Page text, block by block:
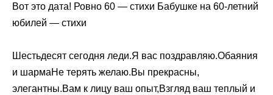
Вот это дата! Ровно 60 — стихи Бабушке на 60-летний
юбилей — стихи
Шестьдесят сегодня леди.Я вас поздравляю.Обаяния
и шармаНе терять желаю.Вы прекрасны,
элегантны.Вам к лицу ваш опыт,Взгляд ваш теплый и